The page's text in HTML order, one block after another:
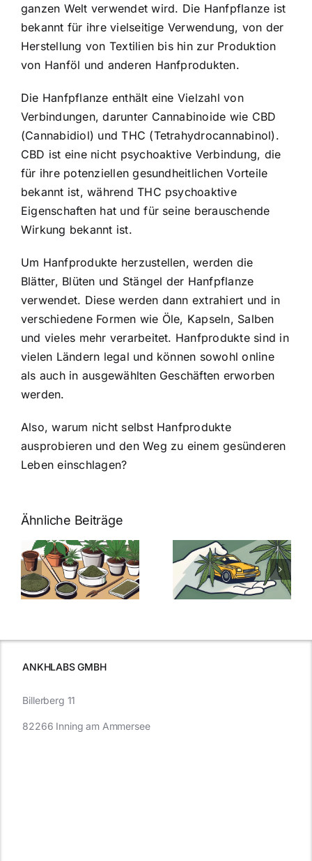
ganzen Welt verwendet wird. Die Hanfpflanze ist
bekannt für ihre vielseitige Verwendung, von der
Herstellung von Textilien bis hin zur Produktion
von Hanföl und anderen Hanfprodukten.
Die Hanfpflanze enthält eine Vielzahl von
Verbindungen, darunter Cannabinoide wie CBD
(Cannabidiol) und THC (Tetrahydrocannabinol).
CBD ist eine nicht psychoaktive Verbindung, die
für ihre potenziellen gesundheitlichen Vorteile
bekannt ist, während THC psychoaktive
Eigenschaften hat und für seine berauschende
Wirkung bekannt ist.
Um Hanfprodukte herzustellen, werden die
Blätter, Blüten und Stängel der Hanfpflanze
verwendet. Diese werden dann extrahiert und in
verschiedene Formen wie Öle, Kapseln, Salben
und vieles mehr verarbeitet. Hanfprodukte sind in
vielen Ländern legal und können sowohl online
als auch in ausgewählten Geschäften erworben
werden.
Also, warum nicht selbst Hanfprodukte
ausprobieren und den Weg zu einem gesünderen
Leben einschlagen?
Ähnliche Beiträge
Neue THC-
Grenzwert-
Regelung:
Was Sie über
Cannabis und
müssen
Cannabis
Samen
kaufen: Alles
was Sie
ANKHLABS GMBH
Billerberg 11
82266 Inning am Ammersee